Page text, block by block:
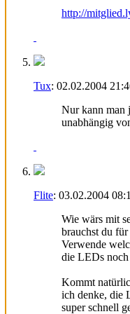
http://
Tux: 02.02.2004
Nur kann man
unabhängig
Flite: 03.02.2004
Wie wärs mit
brauchst du
Verwende
die LEDs
Kommt
ich denke, die
super schnell